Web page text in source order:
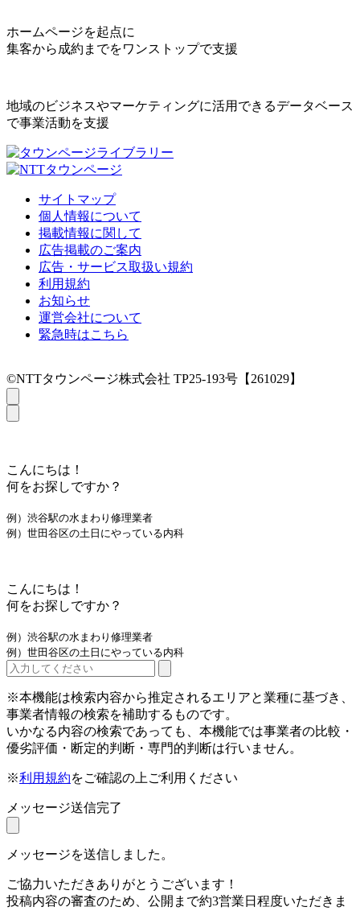
ホームページを起点に
集客から成約までをワンストップで支援
地域のビジネスやマーケティングに活用できるデータベース
で事業活動を支援
サイトマップ
個人情報について
掲載情報に関して
広告掲載のご案内
広告・サービス取扱い規約
利用規約
お知らせ
運営会社について
緊急時はこちら
©NTTタウンページ株式会社 TP25-193号【261029】
こんにちは！
何をお探しですか？
例）渋谷駅の水まわり修理業者
例）世田谷区の土日にやっている内科
こんにちは！
何をお探しですか？
例）渋谷駅の水まわり修理業者
例）世田谷区の土日にやっている内科
※本機能は検索内容から推定されるエリアと業種に基づき、
事業者情報の検索を補助するものです。
いかなる内容の検索であっても、本機能では事業者の比較・
優劣評価・断定的判断・専門的判断は行いません。
※利用規約をご確認の上ご利用ください
メッセージ送信完了
メッセージを送信しました。
ご協力いただきありがとうございます！
投稿内容の審査のため、公開まで約3営業日程度いただきま